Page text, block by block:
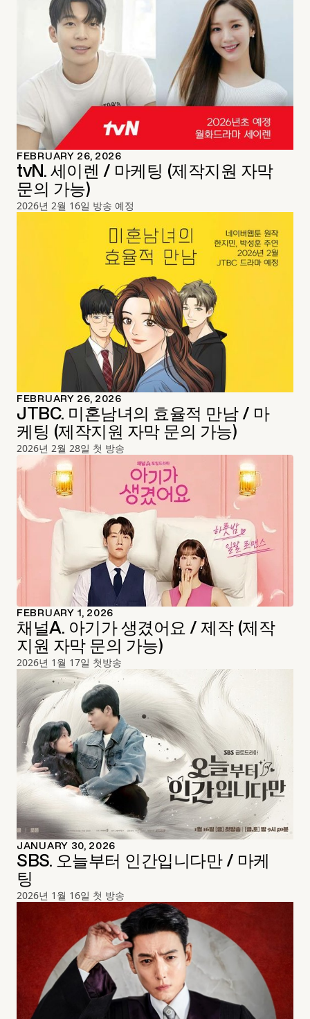
FEBRUARY 26, 2026
tvN. 세이렌 / 마케팅 (제작지원 자막
문의 가능)
2026년 2월 16일 방송 예정
FEBRUARY 26, 2026
JTBC. 미혼남녀의 효율적 만남 / 마
케팅 (제작지원 자막 문의 가능)
2026년 2월 28일 첫 방송
FEBRUARY 1, 2026
채널A. 아기가 생겼어요 / 제작 (제작
지원 자막 문의 가능)
2026년 1월 17일 첫방송
JANUARY 30, 2026
SBS. 오늘부터 인간입니다만 / 마케
팅
2026년 1월 16일 첫 방송